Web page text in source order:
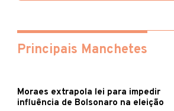
Principais Manchetes
Moraes extrapola lei para impedir
influência de Bolsonaro na eleição